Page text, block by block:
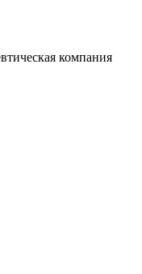
компания